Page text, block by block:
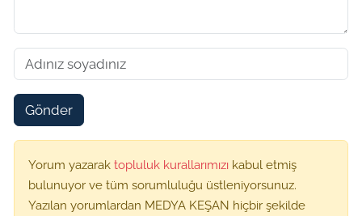
Gönder
Yorum yazarak topluluk kurallarımızı kabul etmiş
bulunuyor ve tüm sorumluluğu üstleniyorsunuz.
Yazılan yorumlardan MEDYA KEŞAN hiçbir şekilde